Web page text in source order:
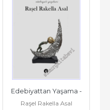
Edebiyattan Yaşama -
Raşel Rakella Asal